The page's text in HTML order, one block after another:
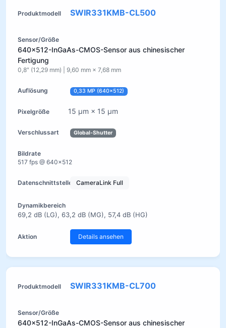
SWIR331KMB-CL500
640×512-InGaAs-CMOS-Sensor aus chinesischer
Fertigung
0,8″ (12,29 mm) | 9,60 mm × 7,68 mm
0,33 MP (640×512)
15 µm × 15 µm
Global-Shutter
517 fps @ 640×512
CameraLink Full
69,2 dB (LG), 63,2 dB (MG), 57,4 dB (HG)
Details ansehen
SWIR331KMB-CL700
640×512-InGaAs-CMOS-Sensor aus chinesischer